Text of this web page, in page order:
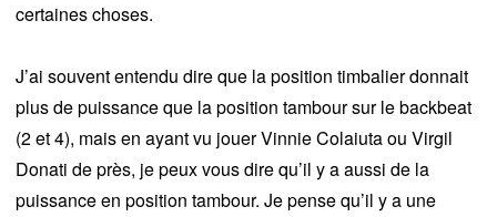
certaines choses.
J’ai souvent entendu dire que la position timbalier donnait
plus de puissance que la position tambour sur le backbeat
(2 et 4), mais en ayant vu jouer Vinnie Colaiuta ou Virgil
Donati de près, je peux vous dire qu’il y a aussi de la
puissance en position tambour. Je pense qu’il y a une